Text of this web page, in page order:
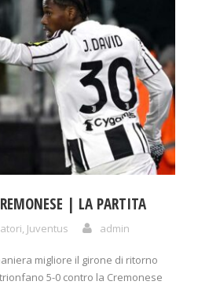
| LA PARTITA
, Juventus admin
migliore il girone di ritorno
5-0 contro la Cremonese